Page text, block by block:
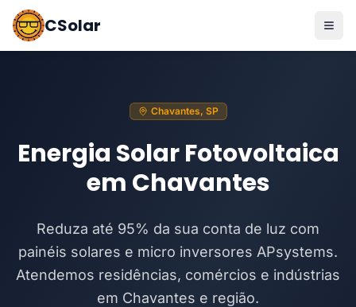
CSolar
Chavantes, SP
Energia Solar Fotovoltaica
em Chavantes
Reduza até 95% da sua conta de luz com
painéis solares e micro inversores APsystems.
Atendemos residências, comércios e indústrias
em Chavantes e região.